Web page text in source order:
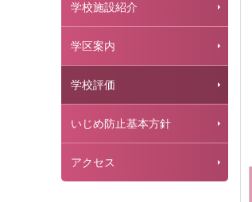
学校施設紹介
学区案内
学校評価
いじめ防止基本方針
アクセス